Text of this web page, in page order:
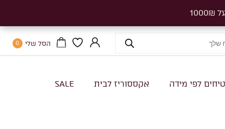
הסל שלי 0
לפי מידה אקססוריז לבית SALE